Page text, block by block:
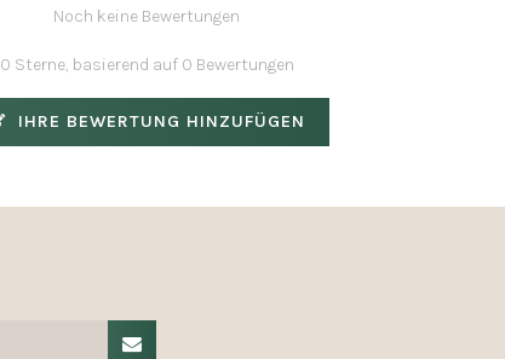
Noch keine Bewertungen
0 Sterne, basierend auf 0 Bewertungen
IHRE BEWERTUNG HINZUFÜGEN